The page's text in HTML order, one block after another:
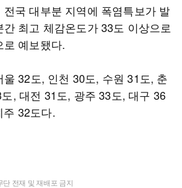
국 대부분 지역에 폭염특보가 발
최고 체감온도가 33도 이상으로
예보됐다.
울 32도, 인천 30도, 수원 31도, 춘
, 대전 31도, 광주 33도, 대구 36
주 32도다.
전재 및 재배포 금지